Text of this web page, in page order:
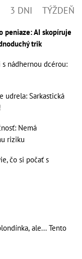
3 DNI TÝŽDEŇ
peniaze: AI skopíruje
trik
nádhernou dcérou:
udrela: Sarkastická
Nemá
riziku
čo si počať s
ale... Tento